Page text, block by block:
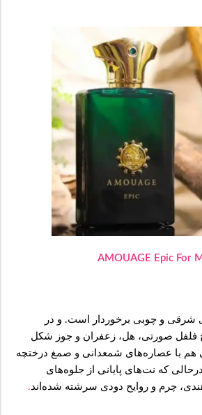
AMOUAGE Epic For
شرقی و چوبی برخوردار است. و در
فلفل صورتی، هل، ‌زعفران و جوز شکل
هم با عصاره‌های شمعدانی و صمغ درختچه
که نت‌های پایانی از جلوه‌های
چرم و روایح دودی سرشته شده‌اند.